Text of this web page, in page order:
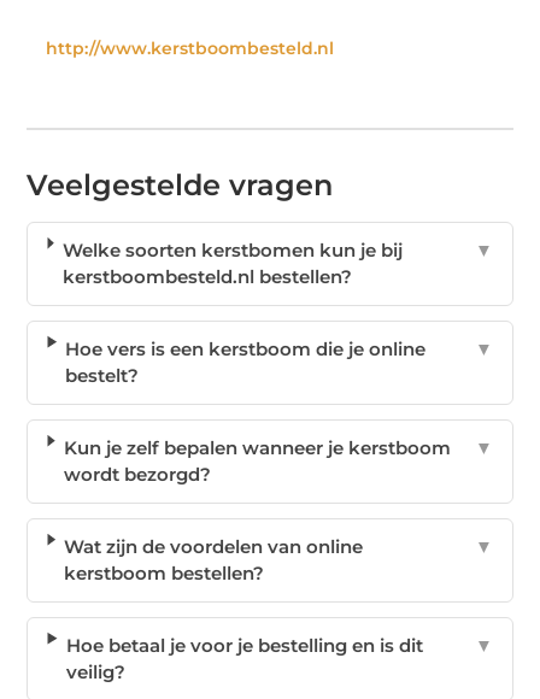
http://www.kerstboombesteld.nl
Veelgestelde vragen
Welke soorten kerstbomen kun je bij
kerstboombesteld.nl bestellen?
▼
Hoe vers is een kerstboom die je online
bestelt?
▼
Kun je zelf bepalen wanneer je kerstboom
wordt bezorgd?
▼
Wat zijn de voordelen van online
kerstboom bestellen?
▼
Hoe betaal je voor je bestelling en is dit
veilig?
▼